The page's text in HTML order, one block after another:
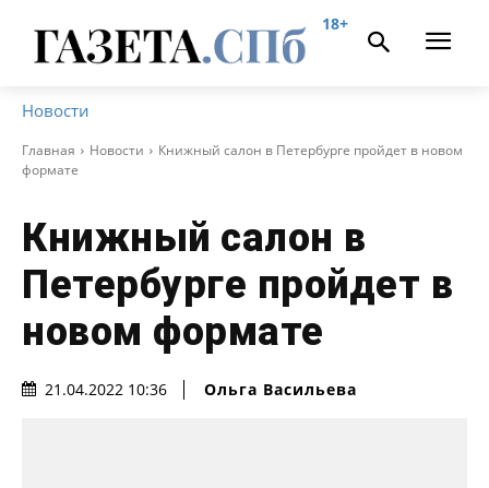
18+
Новости
Главная Новости
Книжный салон в Петербурге пройдет в новом
формате
Книжный салон в
Петербурге пройдет в
новом формате
21.04.2022 10:36 Ольга Васильева